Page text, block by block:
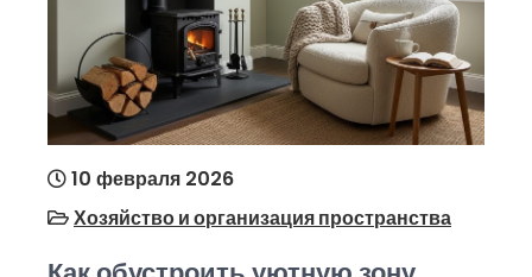
10 февраля 2026
Хозяйство и организация пространства